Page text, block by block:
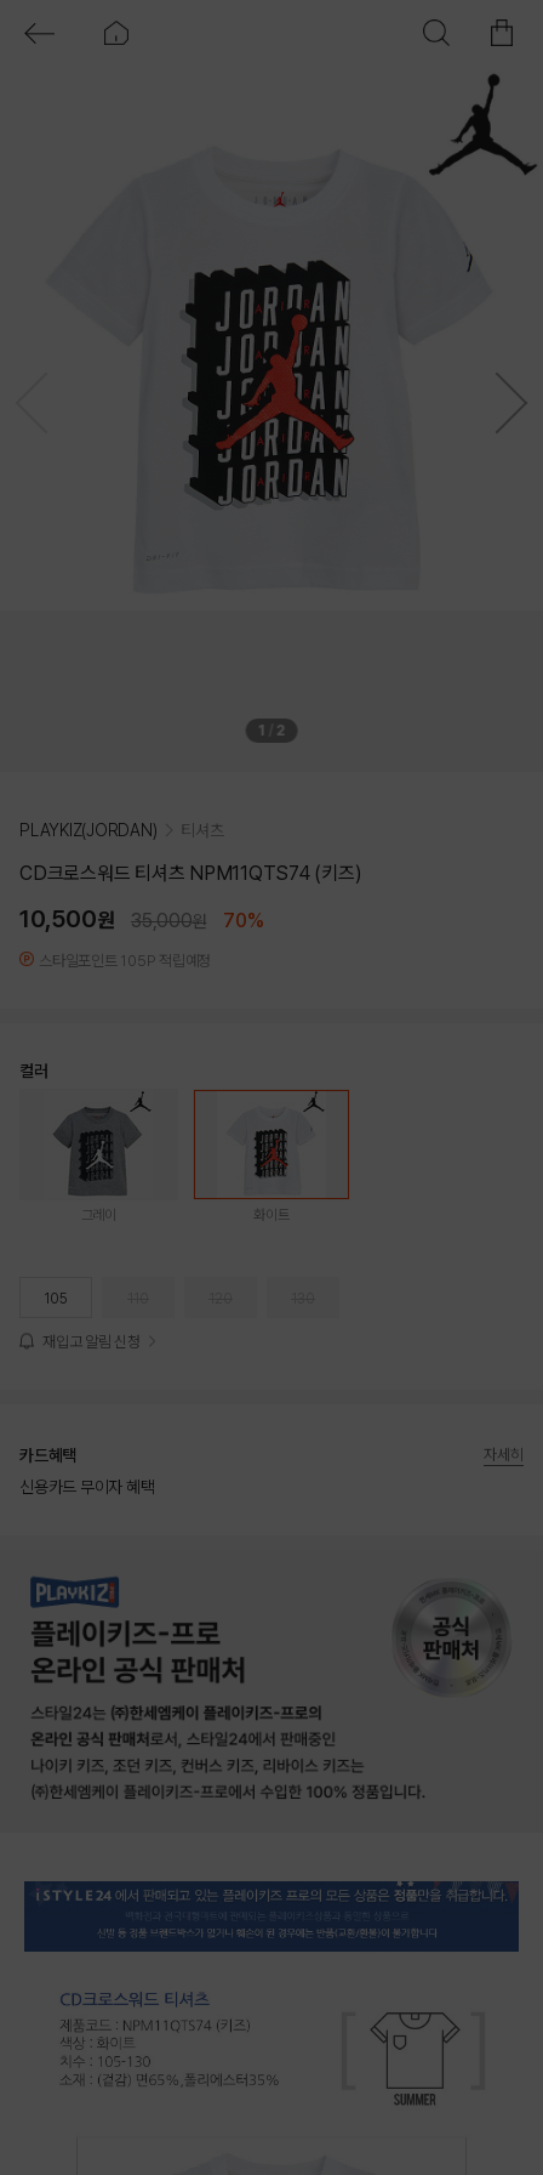
1 2
PLAYKIZ(JORDAN) 티셔츠
CD크로스워드 티셔츠 NPM11QTS74 (키즈)
10,500원 35,000원 70%
스타일포인트 105P 적립예정
컬러
그레이 화이트
105
재입고 알림 신청
카드혜택
신용카드 무이자 혜택
자세히